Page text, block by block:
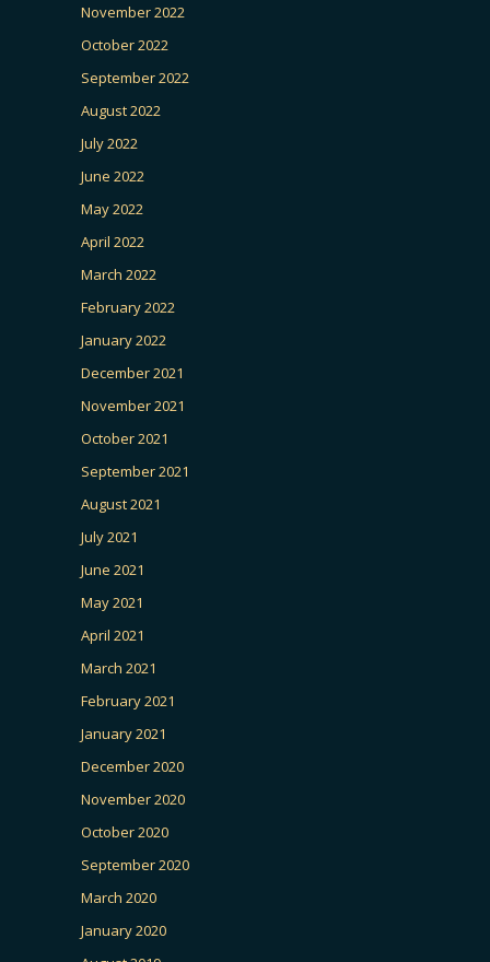
November 2022
October 2022
September 2022
August 2022
July 2022
June 2022
May 2022
April 2022
March 2022
February 2022
January 2022
December 2021
November 2021
October 2021
September 2021
August 2021
July 2021
June 2021
May 2021
April 2021
March 2021
February 2021
January 2021
December 2020
November 2020
October 2020
September 2020
March 2020
January 2020